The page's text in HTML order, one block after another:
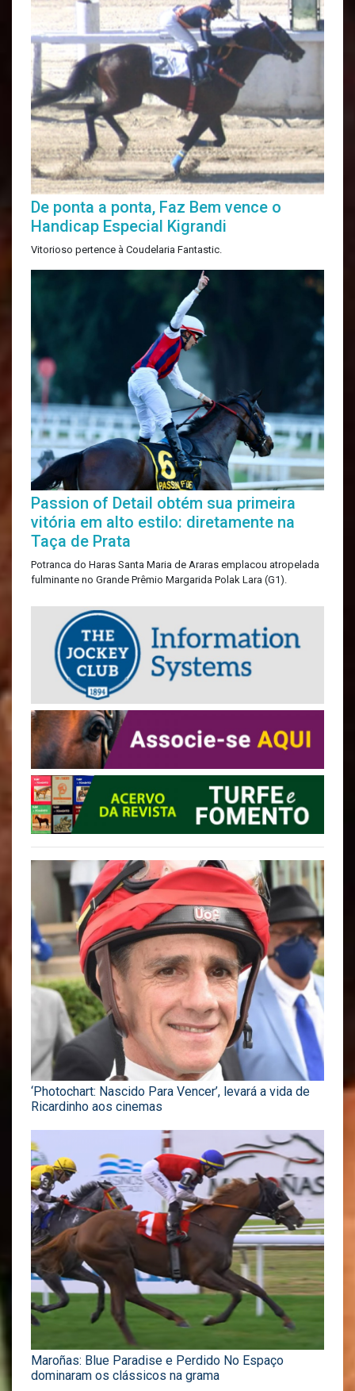
De ponta a ponta, Faz Bem vence o
Handicap Especial Kigrandi
Vitorioso pertence à Coudelaria Fantastic.
Passion of Detail obtém sua primeira
vitória em alto estilo: diretamente na
Taça de Prata
Potranca do Haras Santa Maria de Araras emplacou atropelada
fulminante no Grande Prêmio Margarida Polak Lara (G1).
‘Photochart: Nascido Para Vencer’, levará a vida de
Ricardinho aos cinemas
Maroñas: Blue Paradise e Perdido No Espaço
dominaram os clássicos na grama